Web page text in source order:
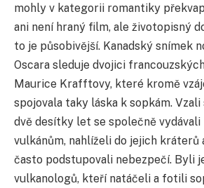
mohly v kategorii romantiky
ani není hraný film, ale životopisný
to je působivější. Kanadský snímek
Oscara sleduje dvojici
Maurice Krafftovy, které kromě
spojovala taky láska k sopkám. Vzali
dvě desítky let se společně
vulkánům, nahlíželi do jejich kráterů
často podstupovali nebezpečí. Byli
vulkanologů, kteří natáčeli a fotili